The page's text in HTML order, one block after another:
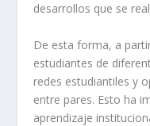
desarrollos que se
De esta forma, a
estudiantes de
redes estudiantiles y
entre pares. Esto ha
aprendizaje